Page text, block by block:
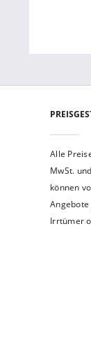
Alle
MwSt.
können
Irrtümer